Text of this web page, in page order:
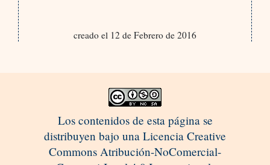
creado el 12 de Febrero de 2016
Los contenidos de esta página se
distribuyen bajo una Licencia Creative
Commons Atribución-NoComercial-